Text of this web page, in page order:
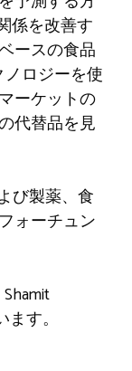
係を改善す
ースの食品
ノロジーを使
ーケットの
代替品を見
び製薬、食
ォーチュン
す。